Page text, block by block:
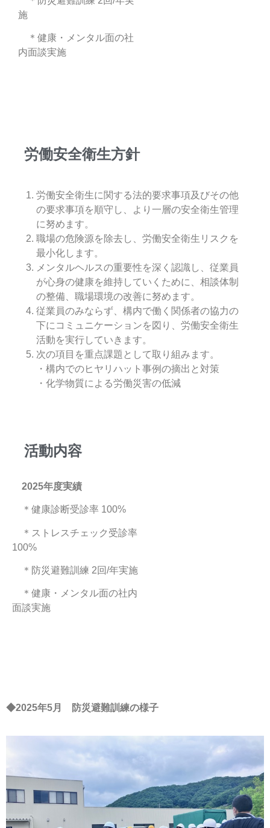
施
＊健康・ メンタル面の社
内面談実施
労働安全衛生方針
労働安全衛生に関する法的要求事項及びその他
の要求事項を順守し、より一層の安全衛生管理
に努めます。
職場の危険源を除去し、労働安全衛生リスクを
最小化します。
メンタルヘルスの重要性を深く認識し、従業員
が心身の健康を維持していくために、相談体制
の整備、職場環境の改善に努めます。
従業員のみならず、構内で働く関係者の協力の
下にコミュニケーションを図り、労働安全衛生
活動を実行していきます。
次の項目を重点課題として取り組みます。
・構内でのヒヤリハット事例の摘出と対策
・化学物質による労働災害の低減
活動内容
2025年度実績
＊健康診断受診率 100%
＊ストレスチェック受診率
100%
＊防災避難訓練 2回/年実施
＊健康・ メンタル面の社内
面談実施
◆2025年5月 防災避難訓練の様子